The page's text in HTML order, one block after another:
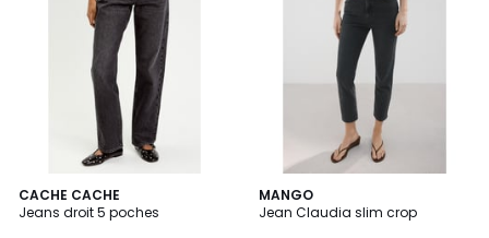
CACHE CACHE
Jeans droit 5 poches
4,5
/ 5
5
Couleurs
MANGO
Jean Claudia slim crop